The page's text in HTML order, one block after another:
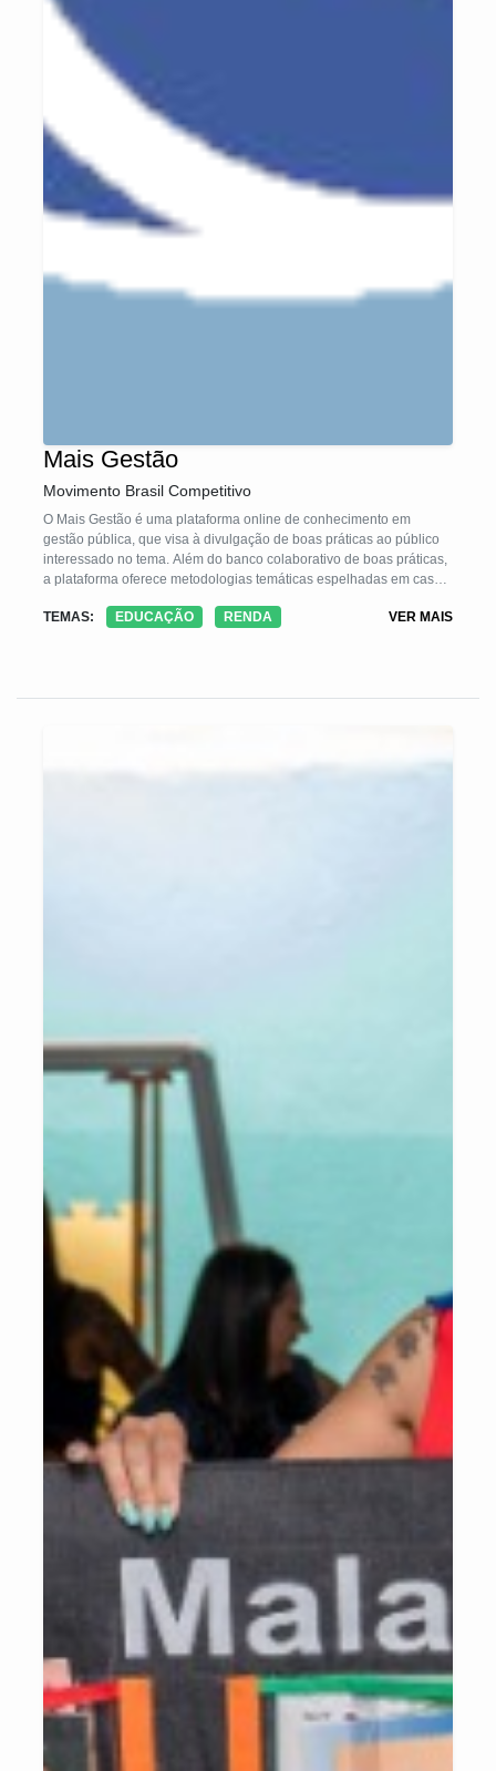
Mais Gestão
Movimento Brasil Competitivo
O Mais Gestão é uma plataforma online de conhecimento em
gestão pública, que visa à divulgação de boas práticas ao público
interessado no tema. Além do banco colaborativo de boas práticas,
a plataforma oferece metodologias temáticas espelhadas em casos
para auxiliar na adaptação e implantação dos programas pelos
temáticas são construídas em diversos temas com foco nos
TEMAS: EDUCAÇÃO RENDA VER MAIS